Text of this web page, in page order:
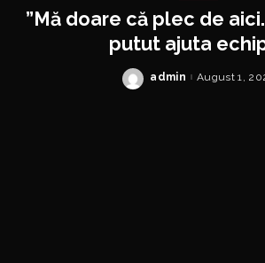
”Mă doare că plec de
putut ajuta
Posted
admin August 1,